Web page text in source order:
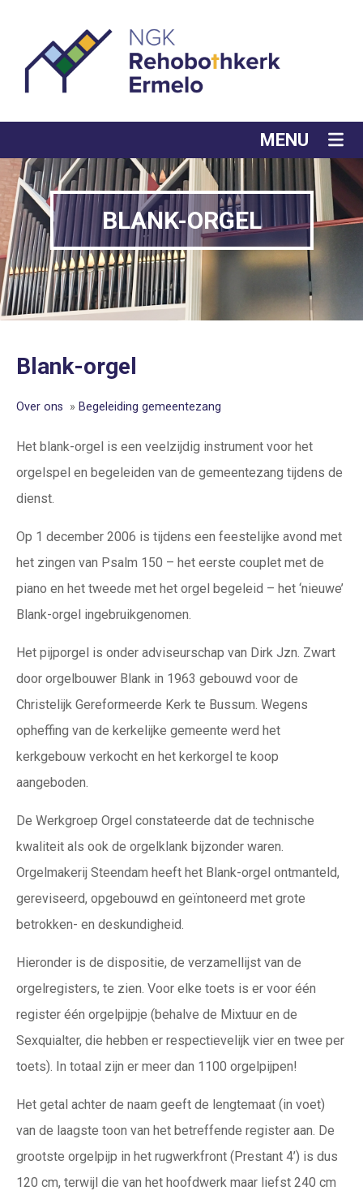
MENU
BLANK-ORGEL
Blank-orgel
Over ons » Begeleiding gemeentezang
Het blank-orgel is een veelzijdig instrument voor het
orgelspel en begeleiden van de gemeentezang tijdens de
dienst.
Op 1 december 2006 is tijdens een feestelijke avond met
het zingen van Psalm 150 – het eerste couplet met de
piano en het tweede met het orgel begeleid – het ‘nieuwe’
Blank-orgel ingebruikgenomen.
Het pijporgel is onder adviseurschap van Dirk Jzn. Zwart
door orgelbouwer Blank in 1963 gebouwd voor de
Christelijk Gereformeerde Kerk te Bussum. Wegens
opheffing van de kerkelijke gemeente werd het
kerkgebouw verkocht en het kerkorgel te koop
aangeboden.
De Werkgroep Orgel constateerde dat de technische
kwaliteit als ook de orgelklank bijzonder waren.
Orgelmakerij Steendam heeft het Blank-orgel ontmanteld,
gereviseerd, opgebouwd en geïntoneerd met grote
betrokken- en deskundigheid.
Hieronder is de dispositie, de verzamellijst van de
orgelregisters, te zien. Voor elke toets is er voor één
register één orgelpijpje (behalve de Mixtuur en de
Sexquialter, die hebben er respectievelijk vier en twee per
toets). In totaal zijn er meer dan 1100 orgelpijpen!
Het getal achter de naam geeft de lengtemaat (in voet)
van de laagste toon van het betreffende register aan. De
grootste orgelpijp in het rugwerkfront (Prestant 4’) is dus
120 cm, terwijl die van het hoofdwerk maar liefst 240 cm